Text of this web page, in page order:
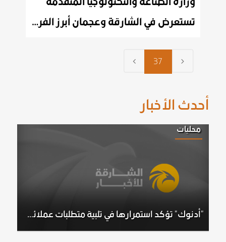
أحدث الأخبار
"أدنوك" تؤكد استمرارها في تلبية متطلبات عملائها رغم الظروف والتحديات الاستثنائية
محليات
تستعرض في الشارقة وعجمان أبرز الفرص الاستثمارية لتحفيز الاستثمار الأجنبي
37